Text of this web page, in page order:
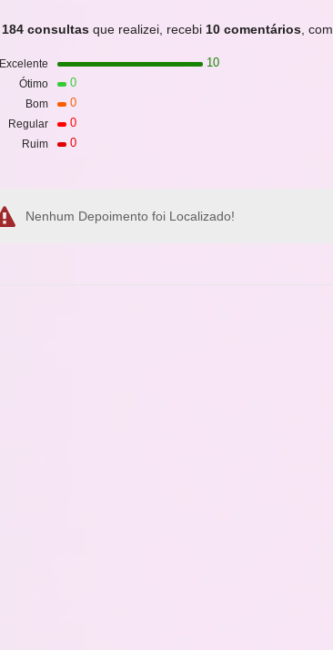
184 consultasque realizei, recebi 10 comentários, com
Excelente 10
Ótimo 0
Bom 0
Regular 0
Ruim 0
Nenhum Depoimento foi Localizado!